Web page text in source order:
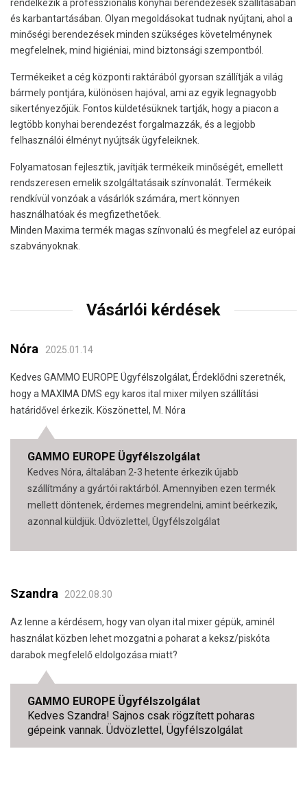
rendelkezik a professzionális konyhai berendezések szállításában
és karbantartásában. Olyan megoldásokat tudnak nyújtani, ahol a
minőségi berendezések minden szükséges követelménynek
megfelelnek, mind higiéniai, mind biztonsági szempontból.
Termékeiket a cég központi raktárából gyorsan szállítják a világ
bármely pontjára, különösen hajóval, ami az egyik legnagyobb
sikertényezőjük. Fontos küldetésüknek tartják, hogy a piacon a
legtöbb konyhai berendezést forgalmazzák, és a legjobb
felhasználói élményt nyújtsák ügyfeleiknek.
Folyamatosan fejlesztik, javítják termékeik minőségét, emellett
rendszeresen emelik szolgáltatásaik színvonalát. Termékeik
rendkívül vonzóak a vásárlók számára, mert könnyen
használhatóak és megfizethetőek.
Minden Maxima termék magas színvonalú és megfelel az európai
szabványoknak.
Vásárlói kérdések
Nóra 2025.01.14
Kedves GAMMO EUROPE Ügyfélszolgálat, Érdeklődni szeretnék,
hogy a MAXIMA DMS egy karos ital mixer milyen szállítási
határidővel érkezik. Köszönettel, M. Nóra
GAMMO EUROPE Ügyfélszolgálat
Kedves Nóra, általában 2-3 hetente érkezik újabb
szállítmány a gyártói raktárból. Amennyiben ezen termék
mellett döntenek, érdemes megrendelni, amint beérkezik,
azonnal küldjük. Üdvözlettel, Ügyfélszolgálat
Szandra 2022.08.30
Az lenne a kérdésem, hogy van olyan ital mixer gépük, aminél
használat közben lehet mozgatni a poharat a keksz/piskóta
darabok megfelelő eldolgozása miatt?
GAMMO EUROPE Ügyfélszolgálat
Kedves Szandra! Sajnos csak rögzített poharas
gépeink vannak. Üdvözlettel, Ügyfélszolgálat